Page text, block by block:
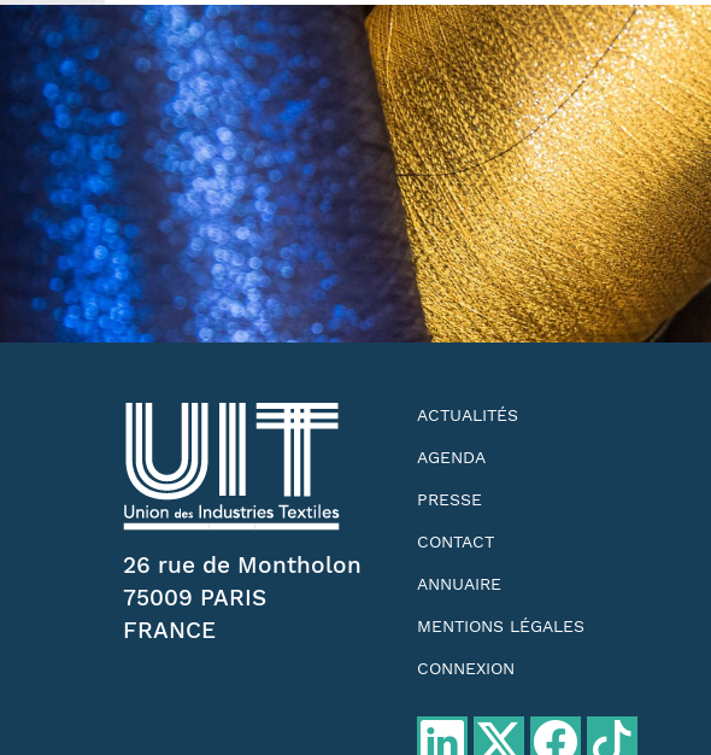
26 rue de Montholon
75009 PARIS
FRANCE
ACTUALITÉS
AGENDA
PRESSE
CONTACT
ANNUAIRE
MENTIONS LÉGALES
CONNEXION